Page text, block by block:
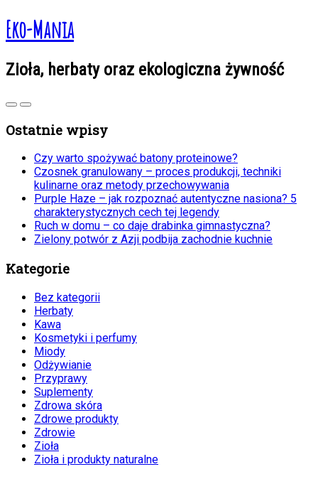
Eko-Mania
Zioła, herbaty oraz ekologiczna żywność
Ostatnie wpisy
Czy warto spożywać batony proteinowe?
Czosnek granulowany – proces produkcji, techniki
kulinarne oraz metody przechowywania
Purple Haze – jak rozpoznać autentyczne nasiona? 5
charakterystycznych cech tej legendy
Ruch w domu – co daje drabinka gimnastyczna?
Zielony potwór z Azji podbija zachodnie kuchnie
Kategorie
Bez kategorii
Herbaty
Kawa
Kosmetyki i perfumy
Miody
Odżywianie
Przyprawy
Suplementy
Zdrowa skóra
Zdrowe produkty
Zdrowie
Zioła
Zioła i produkty naturalne